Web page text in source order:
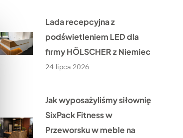
Lada recepcyjna z
podświetleniem LED dla
firmy HÖLSCHER z Niemiec
24 lipca 2026
Jak wyposażyliśmy siłownię
SixPack Fitness w
Przeworsku w meble na